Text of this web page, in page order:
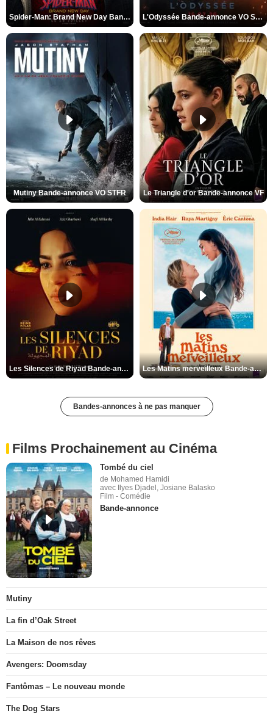
Spider-Man: Brand New Day Bande-annonce VO STFR L'Odyssée Bande-annonce VO STFR
Mutiny Bande-annonce VO STFR Le Triangle d'or Bande-annonce VF
Les Silences de Riyad Bande-annonce VO STFR Les Matins merveilleux Bande-annonce VF
Bandes-annonces à ne pas manquer
Films Prochainement au Cinéma
Tombé du ciel
de Mohamed Hamidi
avec Ilyes Djadel, Josiane Balasko
Film - Comédie
Bande-annonce
Mutiny
La fin d’Oak Street
La Maison de nos rêves
Avengers: Doomsday
Fantômas – Le nouveau monde
The Dog Stars